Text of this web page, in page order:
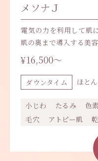
メソナＪ
電気の力を利用して肌
肌の奥まで導入する美容
¥16,500～
ダウンタイム ほと
小じわ たるみ 色
毛穴
アトピー肌